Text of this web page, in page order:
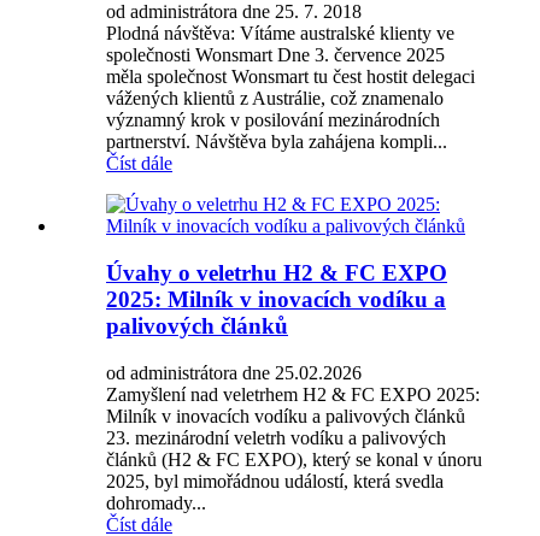
od administrátora dne 25. 7. 2018
Plodná návštěva: Vítáme australské klienty ve
společnosti Wonsmart Dne 3. července 2025
měla společnost Wonsmart tu čest hostit delegaci
vážených klientů z Austrálie, což znamenalo
významný krok v posilování mezinárodních
partnerství. Návštěva byla zahájena kompli...
Číst dále
Úvahy o veletrhu H2 & FC EXPO
2025: Milník v inovacích vodíku a
palivových článků
od administrátora dne 25.02.2026
Zamyšlení nad veletrhem H2 & FC EXPO 2025:
Milník v inovacích vodíku a palivových článků
23. mezinárodní veletrh vodíku a palivových
článků (H2 & FC EXPO), který se konal v únoru
2025, byl mimořádnou událostí, která svedla
dohromady...
Číst dále